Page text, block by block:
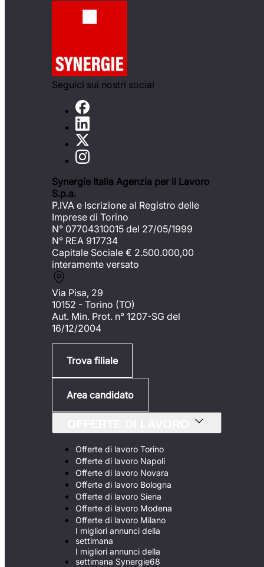
Seguici sui nostri social
Synergie Italia Agenzia per il Lavoro
S.p.a.
P.IVA e Iscrizione al Registro delle
Imprese di Torino
N° 07704310015 del 27/05/1999
N° REA 917734
Capitale Sociale € 2.500.000,00
interamente versato
Via Pisa, 29
10152 - Torino (TO)
Aut. Min. Prot. n° 1207-SG del
16/12/2004
Trova filiale
Area candidato
Offerte di lavoro Torino
Offerte di lavoro Napoli
Offerte di lavoro Novara
Offerte di lavoro Bologna
Offerte di lavoro Siena
Offerte di lavoro Modena
Offerte di lavoro Milano
I migliori annunci della
settimana
I migliori annunci della
settimana Synergie68